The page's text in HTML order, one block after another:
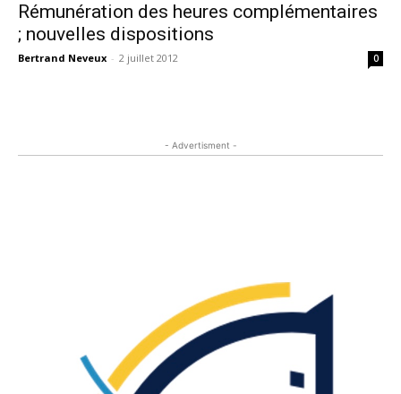
Rémunération des heures complémentaires
; nouvelles dispositions
Bertrand Neveux - 2 juillet 2012 0
- Advertisment -